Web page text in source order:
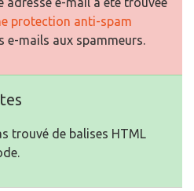
protection anti-spam
e-mails aux spammeurs.
trouvé de balises HTML